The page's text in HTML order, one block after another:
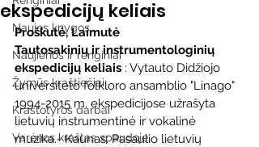
Naujos knygos
Naujienos ir renginiai
Žymūs kraštiečiai
Kraštotyros darbai
Varėnos kraštas spaudoje
ekspedicijų keliais
Proškutė, Laimutė
Tautosakinių ir instrumentologinių
ekspedicijų keliais : Vytauto Didžiojo
universiteto folkloro ansamblio "Linago"
1994-2015 m. ekspedicijose užrašyta
lietuvių instrumentinė ir vokalinė
muzika.- Kaunas: Pasaulio lietuvių